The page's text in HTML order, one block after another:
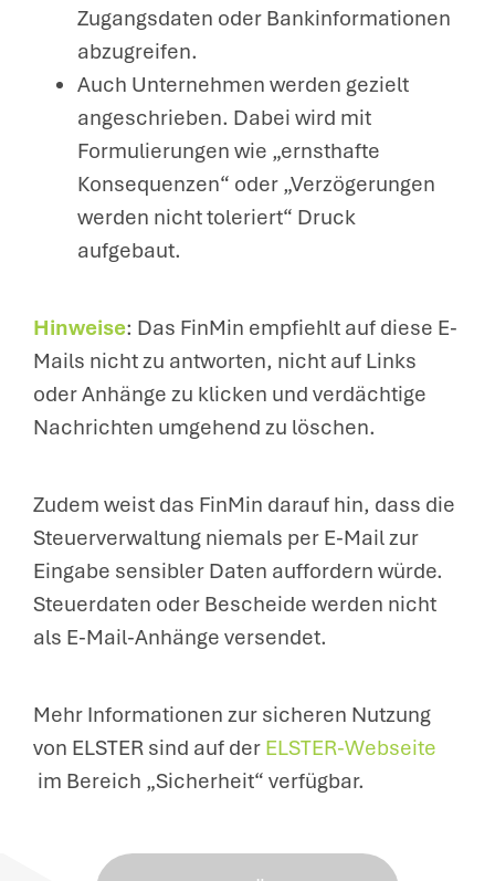
Zugangsdaten oder Bankinformationen
abzugreifen.
Auch Unternehmen werden gezielt
angeschrieben. Dabei wird mit
Formulierungen wie „ernsthafte
Konsequenzen“ oder „Verzögerungen
werden nicht toleriert“ Druck
aufgebaut.
Hinweise: Das FinMin empfiehlt auf diese E-
Mails nicht zu antworten, nicht auf Links
oder Anhänge zu klicken und verdächtige
Nachrichten umgehend zu löschen.
Zudem weist das FinMin darauf hin, dass die
Steuerverwaltung niemals per E-Mail zur
Eingabe sensibler Daten auffordern würde.
Steuerdaten oder Bescheide werden nicht
als E-Mail-Anhänge versendet.
Mehr Informationen zur sicheren Nutzung
von ELSTER sind auf der ELSTER-Webseite
im Bereich „Sicherheit“ verfügbar.